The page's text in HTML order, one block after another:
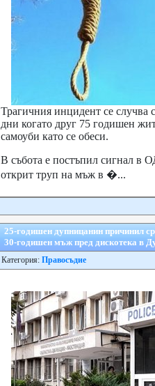
Трагичния инцидент се случва
дни когато друг 75 годишен
самоуби като се обеси.
В събота е постъпил сигнал в
открит труп на мъж в �...
25-годишен дупницанин причинил
30-годишен мъж пред дискотека в
Категория: Правосъдие